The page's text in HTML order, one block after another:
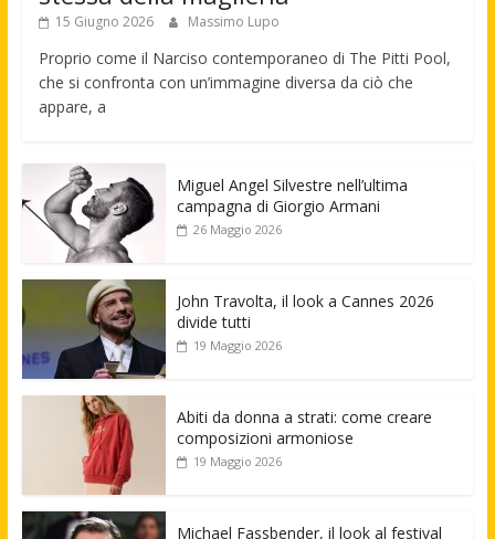
15 Giugno 2026 Massimo Lupo
Proprio come il Narciso contemporaneo di The Pitti Pool,
che si confronta con un’immagine diversa da ciò che
appare, a
Miguel Angel Silvestre nell’ultima
campagna di Giorgio Armani
26 Maggio 2026
John Travolta, il look a Cannes 2026
divide tutti
19 Maggio 2026
Abiti da donna a strati: come creare
composizioni armoniose
19 Maggio 2026
Michael Fassbender, il look al festival